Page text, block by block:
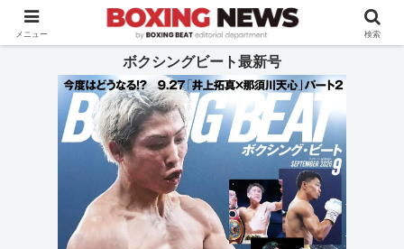
BOXING BEAT [ボクシング・ビート] 公式サイト
ボクシングビート最新号
メニュー 検索